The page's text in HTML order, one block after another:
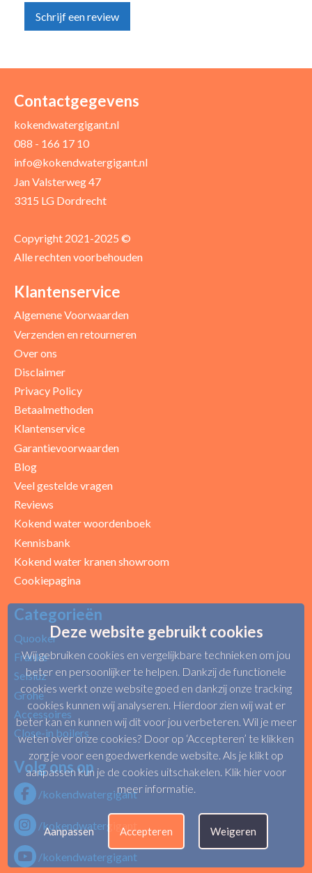
Schrijf een review
Uw naam *
Uw recensie *
Uw beoordeling
Contactgegevens
kokendwatergigant.nl
088 - 166 17 10
info@kokendwatergigant.nl
Jan Valsterweg 47
3315 LG Dordrecht
Copyright 2021-2025 ©
Alle rechten voorbehouden
Klantenservice
Algemene Voorwaarden
Verzenden en retourneren
Over ons
Disclaimer
Privacy Policy
Betaalmethoden
Klantenservice
Garantievoorwaarden
Blog
Veel gestelde vragen
Reviews
Kokend water woordenboek
Kennisbank
Kokend water kranen showroom
Cookiepagina
Categorieën
Quooker
Franke
Selsiuz
Grohe
Accessoires
Close-in boilers
Volg ons op
/kokendwatergigant
/kokendwatergigant
/kokendwatergigant
Deze website gebruikt cookies
Wij gebruiken cookies en vergelijkbare technieken om jou
beter en persoonlijker te helpen. Dankzij de functionele
cookies werkt onze website goed en dankzij onze tracking
cookies kunnen wij analyseren. Hierdoor zien wij wat er
beter kan en kunnen wij dit voor jou verbeteren. Wil je meer
weten over onze cookies? Door op ‘Accepteren’ te klikken
zorg je voor een goedwerkende website. Als je klikt op
aanpassen kun je de cookies uitschakelen. Klik hier voor
meer informatie
Aanpassen Accepteren Weigeren